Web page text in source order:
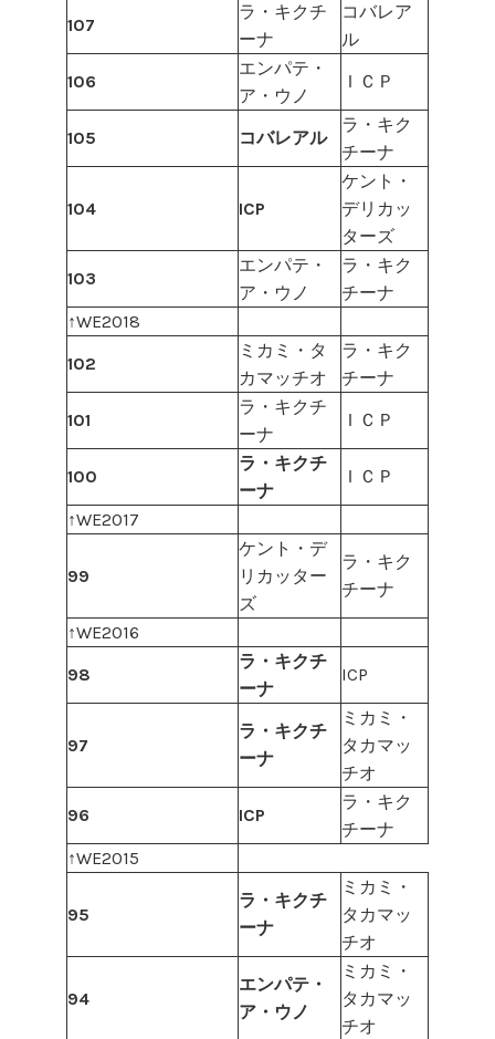
107
ラ・キクチ
ーナ
コバレア
ル
106
エンパテ・
ア・ウノ
ＩＣＰ
105 コバレアル
ラ・キク
チーナ
104 ICP
ケント・
デリカッ
ターズ
103
エンパテ・
ア・ウノ
ラ・キク
チーナ
↑WE2018
102
ミカミ・タ
カマッチオ
ラ・キク
チーナ
101
ラ・キクチ
ーナ
ＩＣＰ
100
ラ・キクチ
ーナ
ＩＣＰ
↑WE2017
99
ケント・デ
リカッター
ズ
ラ・キク
チーナ
↑WE2016
98
ラ・キクチ
ーナ
ICP
97
ラ・キクチ
ーナ
ミカミ・
タカマッ
チオ
96
ICP
ラ・キク
チーナ
↑WE2015
95
ラ・キクチ
ーナ
ミカミ・
タカマッ
チオ
94
エンパテ・
ア・ウノ
ミカミ・
タカマッ
チオ